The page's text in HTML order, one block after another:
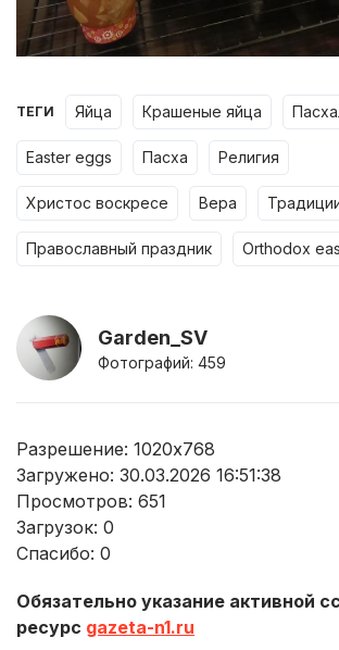
ТЕГИ яйца крашеные яйца
easter eggs пасха религия
христос воскресе вера
православный праздник orthodox
Garden_SV
Фотографий: 459
Разрешение: 1020x768
Загружено: 30.03.2026 16:51:38
Просмотров: 651
Загрузок: 0
Спасибо: 0
Обязательно указание активной
ресурс gazeta-n1.ru